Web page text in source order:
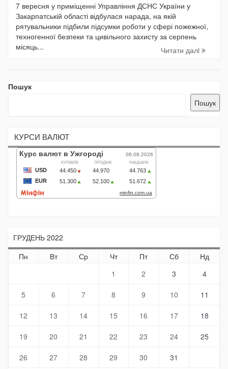
7 вересня у приміщенні Управління ДСНС України у
Закарпатській області відбулася нарада, на якій
рятувальники підбили підсумки роботи у сфері пожежної,
техногенної безпеки та цивільного захисту за серпень
місяць...
Читати далi
Пошук
Пошук
КУРСИ ВАЛЮТ
ГРУДЕНЬ 2022
Пн
Вт Ср Чт Пт Сб
Нд
1
2 3 4
5 6 7 8 9 10 11
12 13 14 15 16 17 18
19 20 21 22 23 24 25
26 27 28 29 30
31